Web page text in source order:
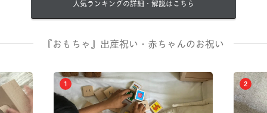
人気ランキングの詳細・解説はこちら
『おもちゃ』出産祝い・赤ちゃんのお祝い
1 2